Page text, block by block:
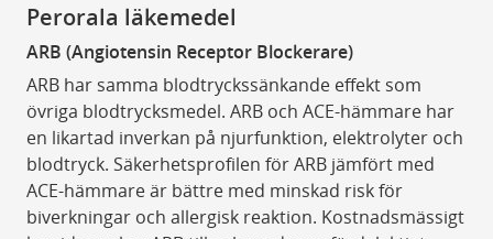
Perorala läkemedel
ARB (Angiotensin Receptor Blockerare)
ARB har samma blodtryckssänkande effekt som
övriga blodtrycksmedel. ARB och ACE-hämmare har
en likartad inverkan på njurfunktion, elektrolyter och
blodtryck. Säkerhetsprofilen för ARB jämfört med
ACE-hämmare är bättre med minskad risk för
biverkningar och allergisk reaktion. Kostnadsmässigt